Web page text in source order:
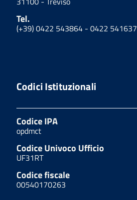
Tel.
(+39) 0422 543864 - 0422 541637
Codici Istituzionali
Codice IPA
opdmct
Codice Univoco Ufficio
UF31RT
Codice fiscale
00540170263